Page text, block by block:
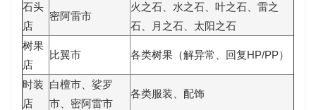
石头
店
密阿雷市
火之石、水之石、叶之石、雷之
石、月之石、太阳之石
树果
店
比翼市 各类树果（解异常、回复HP/PP）
时装
店
白檀市、娑罗
市、密阿雷市
各类服装、配饰